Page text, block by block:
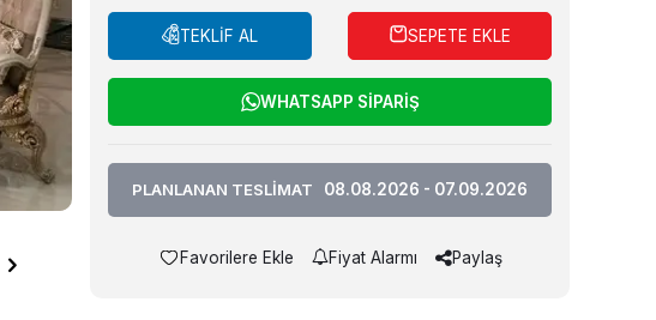
TEKLİF AL SEPETE EKLE
WHATSAPP SİPARİŞ
PLANLANAN TESLİMAT 08.08.2026 - 07.09.2026
Favorilere Ekle Fiyat Alarmı Paylaş